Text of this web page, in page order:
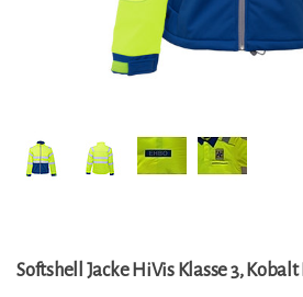
Softshell Jacke HiVis Klasse 3,